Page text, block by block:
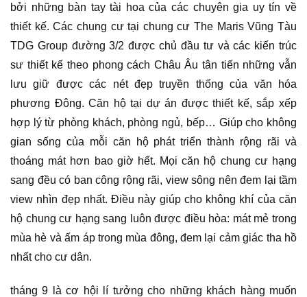
bởi những bàn tay tài hoa của các chuyên gia uy tín về
thiết kế. Các chung cư tại chung cư The Maris Vũng Tàu
TDG Group đường 3/2 được chủ đầu tư và các kiến trúc
sư thiết kế theo phong cách Châu Âu tân tiến những vẫn
lưu giữ được các nét đẹp truyền thống của văn hóa
phương Đông. Căn hộ tại dự án được thiết kế, sắp xếp
hợp lý từ phòng khách, phòng ngủ, bếp… Giúp cho không
gian sống của mỗi căn hộ phát triển thành rộng rãi và
thoáng mát hơn bao giờ hết. Mọi căn hộ chung cư hạng
sang đều có ban công rộng rãi, view sông nên đem lại tầm
view nhìn đẹp nhất. Điều này giúp cho không khí của căn
hộ chung cư hạng sang luôn được điều hòa: mát mẻ trong
mùa hè và ấm áp trong mùa đông, đem lại cảm giác tha hồ
nhất cho cư dân.
tháng 9 là cơ hội lí tưởng cho những khách hàng muốn